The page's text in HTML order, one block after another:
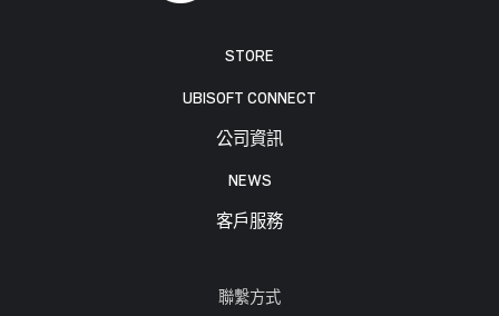
STORE
UBISOFT CONNECT
公司資訊
NEWS
客戶服務
聯繫方式